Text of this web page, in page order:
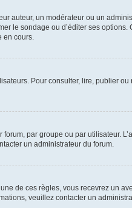
auteur, un modérateur ou un
le sondage ou d’éditer ses
en cours.
Pour consulter, lire, publier
par groupe ou par utilisateur.
un administrateur du forum.
de ces règles, vous recevrez un
veuillez contacter un